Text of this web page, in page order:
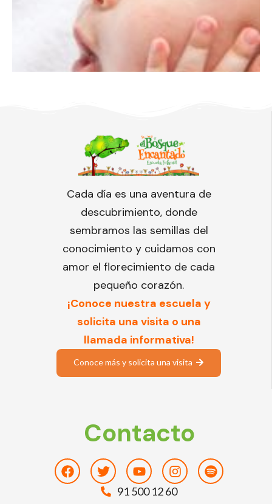
Cada día es una aventura de
descubrimiento, donde
sembramos las semillas del
conocimiento y cuidamos con
amor el florecimiento de cada
pequeño corazón.
¡Conoce nuestra escuela y
solicita una visita o una
llamada informativa!
Conoce más y solicita una visita
Contacto
FacebookTwitterYoutubeInstagramSpotify
91 500 12 60